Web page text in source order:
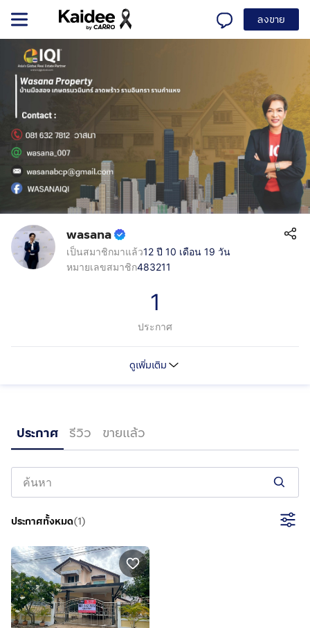
ลงขาย
wasana
เป็นสมาชิกมาแล้ว12 ปี 10 เดือน 19 วัน
หมายเลขสมาชิก483211
1
ประกาศ
https://www.facebook.com/WASANAIQI?
ไม่มี
http://www.iqibcp.com
ดูเพิ่มเติม
ประกาศ รีวิว ขายแล้ว
ประกาศทั้งหมด(1)